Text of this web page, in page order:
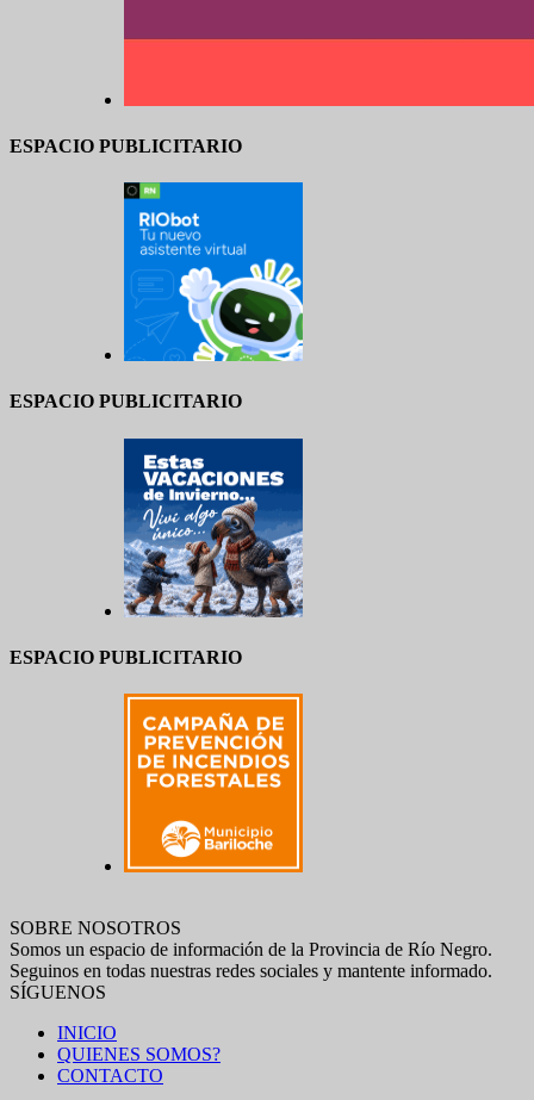
ESPACIO PUBLICITARIO
ESPACIO PUBLICITARIO
ESPACIO PUBLICITARIO
SOBRE NOSOTROS
Somos un espacio de información de la Provincia de Río Negro.
Seguinos en todas nuestras redes sociales y mantente informado.
SÍGUENOS
INICIO
QUIENES SOMOS?
CONTACTO